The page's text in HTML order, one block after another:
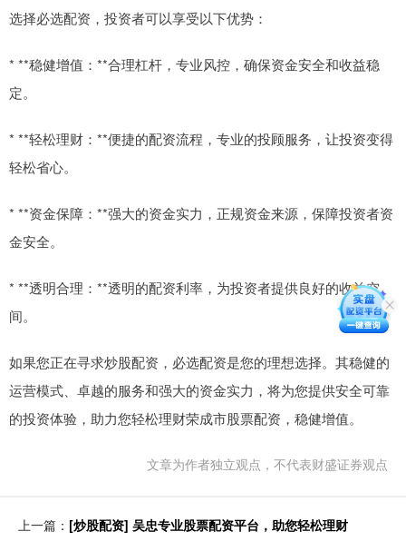
选择必选配资，投资者可以享受以下优势：
* **稳健增值：**合理杠杆，专业风控，确保资金安全和收益稳
定。
* **轻松理财：**便捷的配资流程，专业的投顾服务，让投资变得
轻松省心。
* **资金保障：**强大的资金实力，正规资金来源，保障投资者资
金安全。
* **透明合理：**透明的配资利率，为投资者提供良好的收益空
间。
如果您正在寻求炒股配资，必选配资是您的理想选择。其稳健的
运营模式、卓越的服务和强大的资金实力，将为您提供安全可靠
的投资体验，助力您轻松理财荣成市股票配资，稳健增值。
文章为作者独立观点，不代表财盛证券观点
上一篇： [炒股配资] 吴忠专业股票配资平台，助您轻松理财